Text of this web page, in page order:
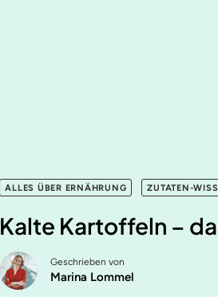
ALLES ÜBER ERNÄHRUNG ZUTATEN-
Kalte Kartoffeln –
Geschrieben von
Marina Lommel